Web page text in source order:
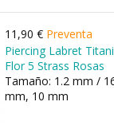
11,90 € Preventa
Piercing Labret
Flor 5 Strass Rosas
Tamaño: 1.2 mm /
mm, 10 mm